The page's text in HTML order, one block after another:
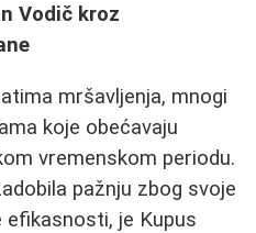
Vodič kroz
mršavljenja, mnogi
koje obećavaju
vremenskom periodu.
pažnju zbog svoje
je Kupus